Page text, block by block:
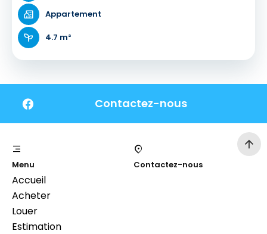
Appartement
4.7 m²
Contactez-nous
Menu
Accueil
Acheter
Louer
Estimation
Contactez-nous